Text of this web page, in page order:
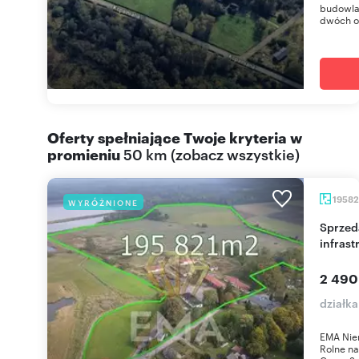
dwóch
Oferty spełniające Twoje kryteria w
promieniu50 km (zobacz wszystkie)
WYRÓŻNIONE
Sprzedam gospodarstwo rolne 20 ha z domem i
2
EMA
Rolne